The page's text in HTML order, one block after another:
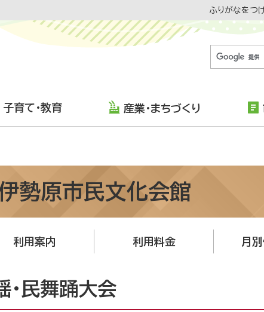
ふりがなをつ
子育て・教育 産業・まちづくり
勢原市民文化会館
利用案内 利用料金 月
民舞踊大会